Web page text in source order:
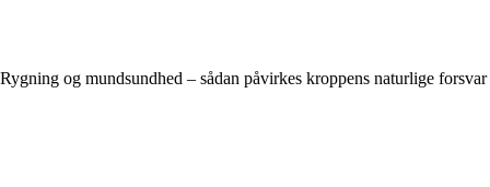
Rygning og mundsundhed – sådan påvirkes kroppens naturlige forsvar